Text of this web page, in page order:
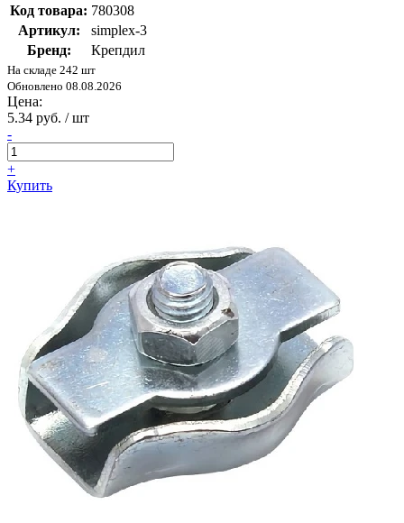
Код товара: 780308
Артикул:
simplex-3
Бренд:
Крепдил
На складе 242 шт
Обновлено 08.08.2026
Цена:
5.34 руб. / шт
-
+
Купить